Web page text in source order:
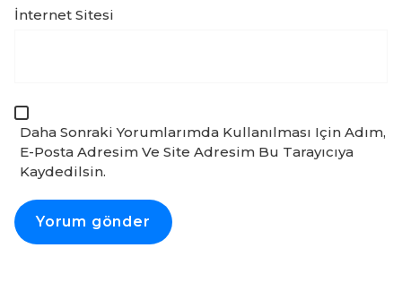
İnternet Sitesi
Daha Sonraki Yorumlarımda Kullanılması Için Adım,
E-Posta Adresim Ve Site Adresim Bu Tarayıcıya
Kaydedilsin.